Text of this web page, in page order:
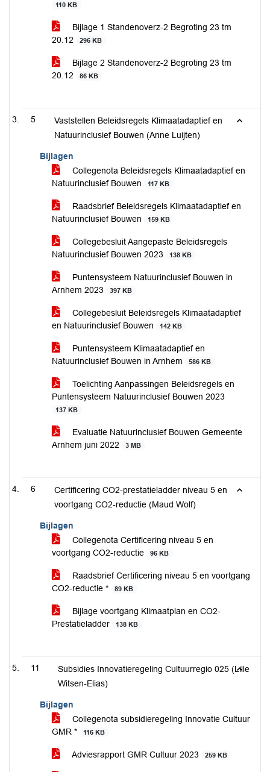
110 KB
Bijlage 1 Standenoverz-2 Begroting 23 tm
20.12
296 KB
Bijlage 2 Standenoverz-2 Begroting 23 tm
20.12
86 KB
5
Vaststellen Beleidsregels Klimaatadaptief en
Natuurinclusief Bouwen (Anne Luijten)
Bijlagen
Collegenota Beleidsregels Klimaatadaptief en
Natuurinclusief Bouwen
117 KB
Raadsbrief Beleidsregels Klimaatadaptief en
Natuurinclusief Bouwen
159 KB
Collegebesluit Aangepaste Beleidsregels
Natuurinclusief Bouwen 2023
138 KB
Puntensysteem Natuurinclusief Bouwen in
Arnhem 2023
397 KB
Collegebesluit Beleidsregels Klimaatadaptief
en Natuurinclusief Bouwen
142 KB
Puntensysteem Klimaatadaptief en
Natuurinclusief Bouwen in Arnhem
586 KB
Toelichting Aanpassingen Beleidsregels en
Puntensysteem Natuurinclusief Bouwen 2023
137 KB
Evaluatie Natuurinclusief Bouwen Gemeente
Arnhem juni 2022
3 MB
6
Certificering CO2-prestatieladder niveau 5 en
voortgang CO2-reductie (Maud Wolf)
Bijlagen
Collegenota Certificering niveau 5 en
voortgang CO2-reductie
96 KB
Raadsbrief Certificering niveau 5 en voortgang
CO2-reductie *
89 KB
Bijlage voortgang Klimaatplan en CO2-
Prestatieladder
138 KB
11
Subsidies Innovatieregeling Cultuurregio 025 (Lille
Witsen-Elias)
Bijlagen
Collegenota subsidieregeling Innovatie Cultuur
GMR *
116 KB
Adviesrapport GMR Cultuur 2023 259 KB